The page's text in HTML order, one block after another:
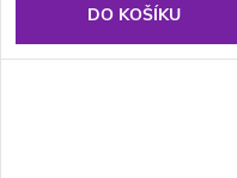
DO KOŠÍKU